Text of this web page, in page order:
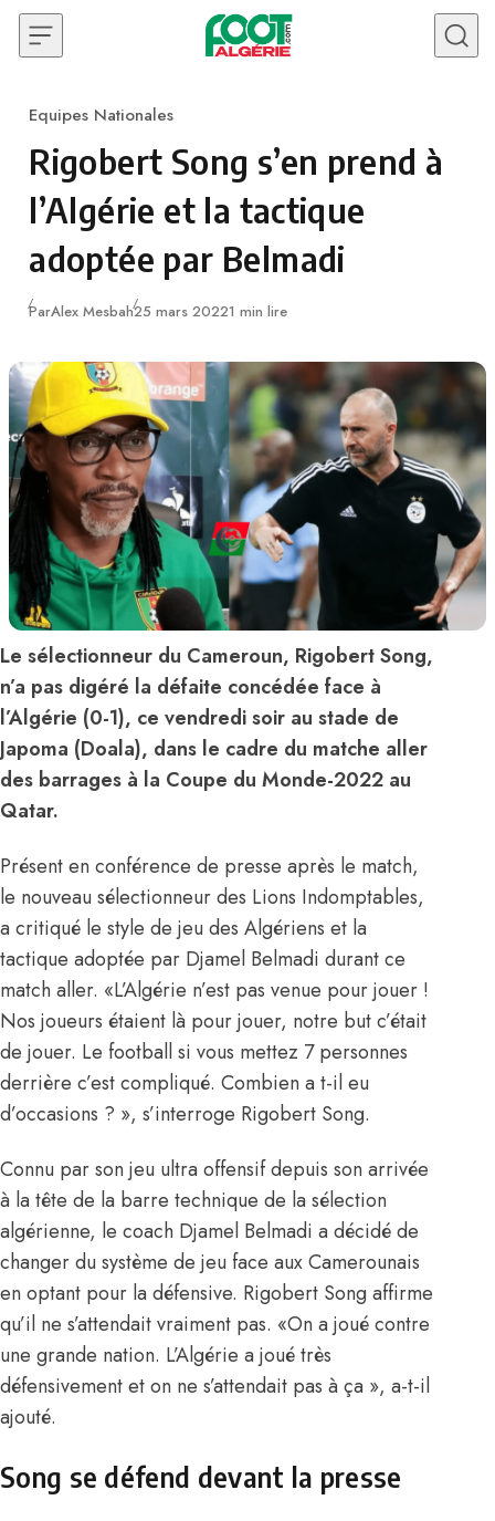
Skip to content
Category
Equipes Nationales
Rigobert Song s’en prend à
l’Algérie et la tactique
adoptée par Belmadi
ParAlex MesbahPublié
25 mars 20221 min lire
Le sélectionneur du Cameroun, Rigobert Song,
n’a pas digéré la défaite concédée face à
l’Algérie (0-1), ce vendredi soir au stade de
Japoma (Doala), dans le cadre du matche aller
des barrages à la Coupe du Monde-2022 au
Qatar.
Présent en conférence de presse après le match,
le nouveau sélectionneur des Lions Indomptables,
a critiqué le style de jeu des Algériens et la
tactique adoptée par Djamel Belmadi durant ce
match aller. «L’Algérie n’est pas venue pour jouer !
Nos joueurs étaient là pour jouer, notre but c’était
de jouer. Le football si vous mettez 7 personnes
derrière c’est compliqué. Combien a t-il eu
d’occasions ? », s’interroge Rigobert Song.
Connu par son jeu ultra offensif depuis son arrivée
à la tête de la barre technique de la sélection
algérienne, le coach Djamel Belmadi a décidé de
changer du système de jeu face aux Camerounais
en optant pour la défensive. Rigobert Song affirme
qu’il ne s’attendait vraiment pas. «On a joué contre
une grande nation. L’Algérie a joué très
défensivement et on ne s’attendait pas à ça », a-t-il
ajouté.
Song se défend devant la presse